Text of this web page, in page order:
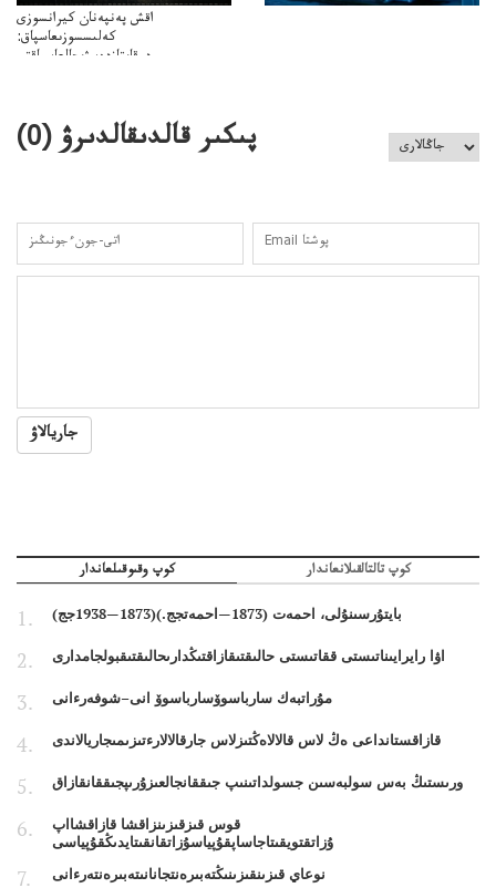
اقش پەنپەنان كيرانسوزى
كەلىسسوزىعاسپاق:
دوقايتازدەسۋىجالعاسپاقتى
پىكىر قالدىقالدىرۋ (0
)
جاريالاۋ
كوپ وقىوقىلعاندار كوپ تالتالقىلانعاندار
بايتۇرسىنۇلى، احمەت (1873—احمەتجج.)(1873—1938جج)
اۋا رايرايىناتىستى ققاتىستى حالىقتىقازاقتىڭدارىحالىقتىقبولجامدارى
مۇراتبەك سارباسوۆسارباسوۆ انى–شوفەرءانى
قازاقستانداعى ەڭ لاس قالالاەڭتىزلاس جارقالالارءتىزىمىجاريالاندى
ورىستىڭ بەس سولبەسىن جسولداتىنىپ جىققانجالعىزۇرىپجىققانقازاق
قوس قىزقىزىنزاقشا قازاقشااپ
ۇزاتقتويقىتاجاساپقۇپياسۇزاتقانقىتايدىڭقۇپياسى
نوعاي قىزىنقىزىنىڭتەبىرەنتجانانىتەبىرەنتەرءانى